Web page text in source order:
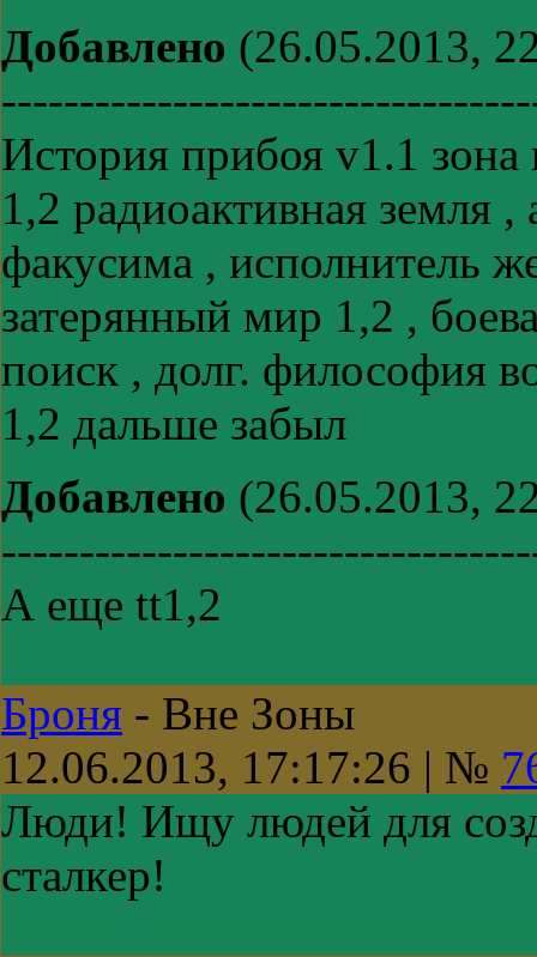
Добавлено (26.05.2013,
История прибоя v1.1
1,2 радиоактивная земля
факусима , исполнитель
затерянный мир 1,2 ,
поиск , долг. философия
1,2 дальше забыл
Добавлено (26.05.2013,
А еще tt1,2
Броня - Вне Зоны
12.06.2013, 17:17:26 | №
Люди! Ищу людей для
сталкер!